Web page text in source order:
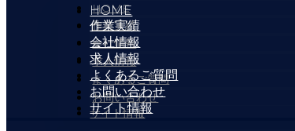
HOME
作業実績
会社情報
求人情報
よくあるご質問
お問い合わせ
サイト情報
HOME
作業実績
会社情報
求人情報
よくあるご質問
お問い合わせ
サイト情報